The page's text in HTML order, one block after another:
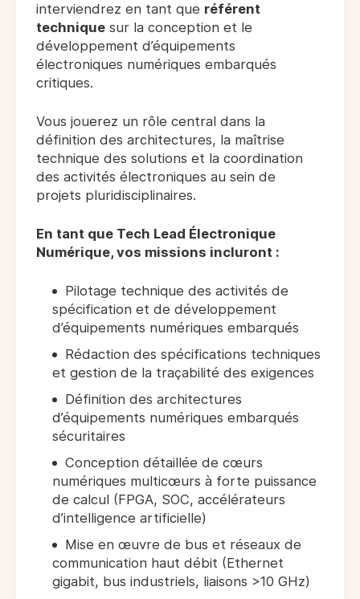
interviendrez en tant que référent
technique sur la conception et le
développement d’équipements
électroniques numériques embarqués
critiques.
Vous jouerez un rôle central dans la
définition des architectures, la maîtrise
technique des solutions et la coordination
des activités électroniques au sein de
projets pluridisciplinaires.
En tant que Tech Lead Électronique
Numérique, vos missions incluront :
Pilotage technique des activités de
spécification et de développement
d’équipements numériques embarqués
Rédaction des spécifications techniques
et gestion de la traçabilité des exigences
Définition des architectures
d’équipements numériques embarqués
sécuritaires
Conception détaillée de cœurs
numériques multicœurs à forte puissance
de calcul (FPGA, SOC, accélérateurs
d’intelligence artificielle)
Mise en œuvre de bus et réseaux de
communication haut débit (Ethernet
gigabit, bus industriels, liaisons >10 GHz)